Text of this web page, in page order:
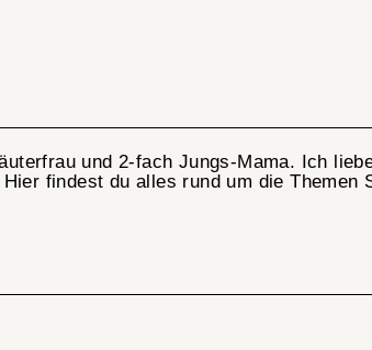
und 2-fach Jungs-Mama. Ich
findest du alles rund um die